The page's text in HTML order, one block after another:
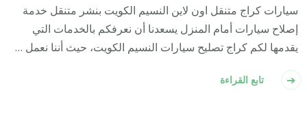
سيارات كراج متنقل اون لاين النسيم الكويت بنشر متنقل خدمة
إصلاح سيارات أمام المنزل يسعدنا أن نعرفكم بالخدمات التي
يقدمها لكم كراج تصليح سيارات النسيم الكويت، حيث أننا نعمل …
تابع القراءة